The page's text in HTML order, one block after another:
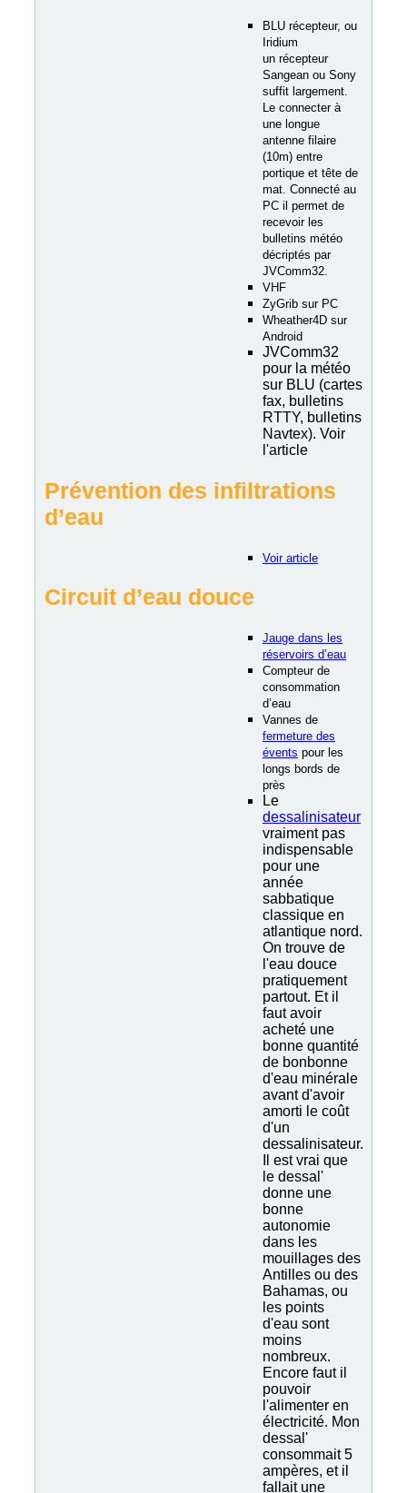
BLU récepteur, ou
Iridium
un récepteur
Sangean ou Sony
suffit largement.
Le connecter à
une longue
antenne filaire
(10m) entre
portique et tête de
mat. Connecté au
PC il permet de
recevoir les
bulletins météo
décriptés par
JVComm32.
VHF
ZyGrib sur PC
Wheather4D sur
Android
JVComm32
pour la météo
sur BLU (cartes
fax, bulletins
RTTY, bulletins
Navtex). Voir
l'article
Prévention des infiltrations
d’eau
Voir article
Circuit d’eau douce
Jauge dans les
réservoirs d’eau
Compteur de
consommation
d’eau
Vannes de
fermeture des
évents pour les
longs bords de
près
Le
dessalinisateur
vraiment pas
indispensable
pour une
année
sabbatique
classique en
atlantique nord.
On trouve de
l'eau douce
pratiquement
partout. Et il
faut avoir
acheté une
bonne quantité
de bonbonne
d'eau minérale
avant d'avoir
amorti le coût
d'un
dessalinisateur.
Il est vrai que
le dessal'
donne une
bonne
autonomie
dans les
mouillages des
Antilles ou des
Bahamas, ou
les points
d'eau sont
moins
nombreux.
Encore faut il
pouvoir
l'alimenter en
électricité. Mon
dessal'
consommait 5
ampères, et il
fallait une